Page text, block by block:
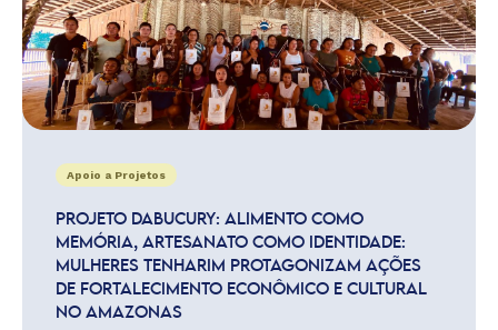
Apoio a Projetos
PROJETO DABUCURY: ALIMENTO COMO
MEMÓRIA, ARTESANATO COMO IDENTIDADE:
MULHERES TENHARIM PROTAGONIZAM AÇÕES
DE FORTALECIMENTO ECONÔMICO E CULTURAL
NO AMAZONAS